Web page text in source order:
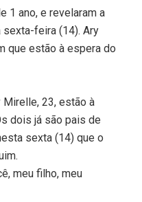
1 ano, e revelaram a
feira (14). Ary
que estão à espera do
Mirelle, 23, estão à
dois já são pais de
sexta (14) que o
meu filho, meu